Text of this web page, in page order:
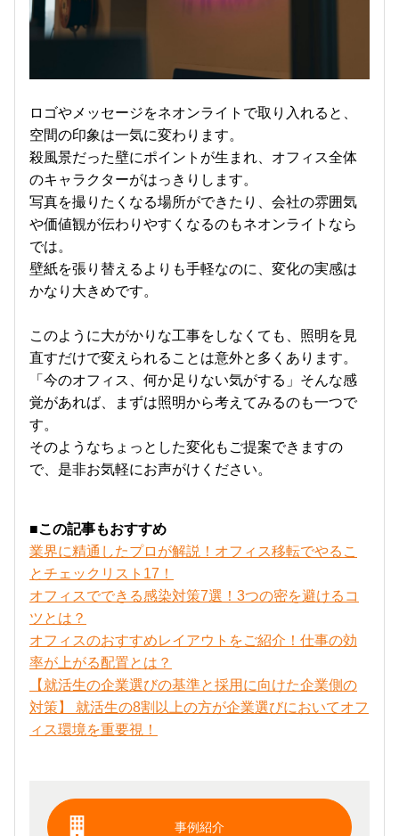
ロゴやメッセージをネオンライトで取り入れると、
空間の印象は一気に変わります。
殺風景だった壁にポイントが生まれ、オフィス全体
のキャラクターがはっきりします。
写真を撮りたくなる場所ができたり、会社の雰囲気
や価値観が伝わりやすくなるのもネオンライトなら
では。
壁紙を張り替えるよりも手軽なのに、変化の実感は
かなり大きめです。
このように大がかりな工事をしなくても、照明を見
直すだけで変えられることは意外と多くあります。
「今のオフィス、何か足りない気がする」そんな感
覚があれば、まずは照明から考えてみるのも一つで
す。
そのようなちょっとした変化もご提案できますの
で、是非お気軽にお声がけください。
■この記事もおすすめ
業界に精通したプロが解説！オフィス移転でやるこ
とチェックリスト17！
オフィスでできる感染対策7選！3つの密を避けるコ
ツとは？
オフィスのおすすめレイアウトをご紹介！仕事の効
率が上がる配置とは？
【就活生の企業選びの基準と採用に向けた企業側の
対策】 就活生の8割以上の方が企業選びにおいてオフ
ィス環境を重要視！
事例紹介